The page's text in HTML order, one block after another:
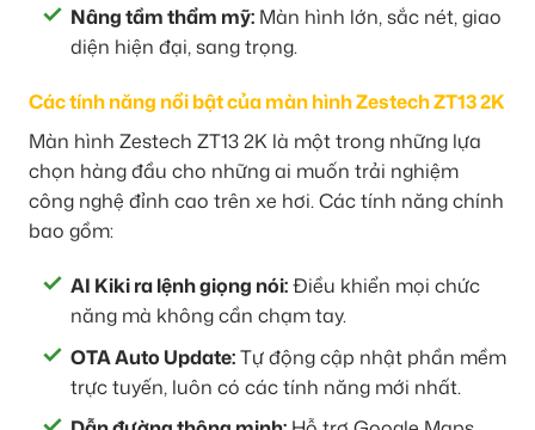
Nâng tầm thẩm mỹ: Màn hình lớn, sắc nét, giao
diện hiện đại, sang trọng.
Các tính năng nổi bật của màn hình Zestech ZT13 2K
Màn hình Zestech ZT13 2K là một trong những lựa
chọn hàng đầu cho những ai muốn trải nghiệm
công nghệ đỉnh cao trên xe hơi. Các tính năng chính
bao gồm:
AI Kiki ra lệnh giọng nói:Điều khiển mọi chức
năng mà không cần chạm tay.
OTA Auto Update:Tự động cập nhật phần mềm
trực tuyến, luôn có các tính năng mới nhất.